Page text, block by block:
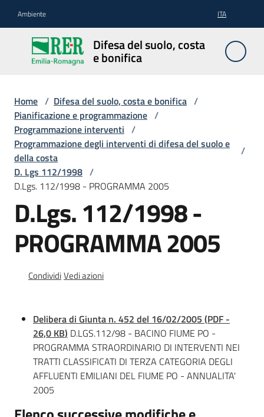
Ambiente ITA
Difesa del suolo, costa
e bonifica
Difesa
del
suolo,
bonifica
Pianificazione
e
programmazione
Documentazione
Comunicazione
Home / Difesa del suolo, costa e bonifica /
Pianificazione e programmazione /
Programmazione interventi /
Programmazione degli interventi di difesa del suolo e
della costa
/
D. Lgs 112/1998 /
D.Lgs. 112/1998 - PROGRAMMA 2005
D.Lgs. 112/1998 -
PROGRAMMA 2005
CondividiVedi azioni
Delibera di Giunta n. 452 del 16/02/2005 (PDF -
26,0 KB) D.LGS.112/98 - BACINO FIUME PO -
PROGRAMMA STRAORDINARIO DI INTERVENTI NEI
TRATTI CLASSIFICATI DI TERZA CATEGORIA DEGLI
AFFLUENTI EMILIANI DEL FIUME PO - ANNUALITA'
2005